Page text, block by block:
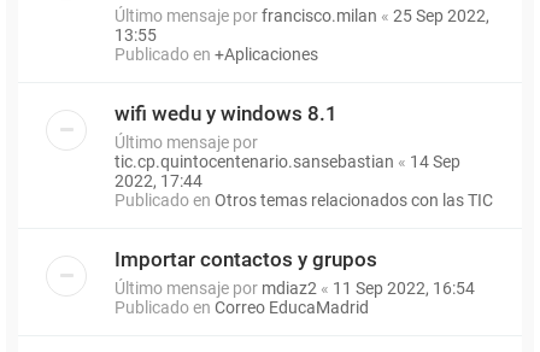
Último mensaje porfrancisco.milan « 25 Sep 2022,
13:55
Publicado en +Aplicaciones
wifi wedu y windows 8.1
Último mensaje por
tic.cp.quintocentenario.sansebastian « 14 Sep
2022, 17:44
Publicado en Otros temas relacionados con las TIC
Importar contactos y grupos
Último mensaje por mdiaz2 « 11 Sep 2022, 16:54
Publicado en Correo EducaMadrid